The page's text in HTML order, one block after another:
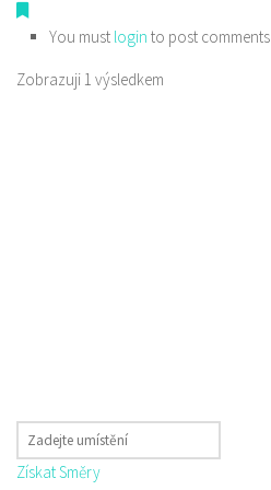
You must login to post comments
Zobrazuji 1 výsledkem
Získat Směry